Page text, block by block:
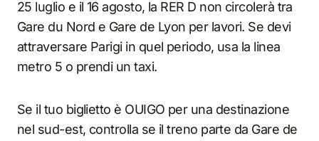
25 luglio e il 16 agosto, la RER D non circolerà tra
Gare du Nord e Gare de Lyon per lavori. Se devi
attraversare Parigi in quel periodo, usa la linea
metro 5 o prendi un taxi.
Se il tuo biglietto è OUIGO per una destinazione
nel sud-est, controlla se il treno parte da Gare de